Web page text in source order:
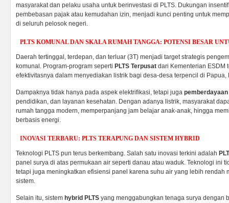
masyarakat dan pelaku usaha untuk berinvestasi di PLTS. Dukungan
pembebasan pajak atau kemudahan izin, menjadi kunci penting untuk
di seluruh pelosok negeri.
PLTS KOMUNAL DAN SKALA RUMAH TANGGA: POTENSI BESAR
Daerah tertinggal, terdepan, dan terluar (3T) menjadi target strategis
komunal. Program-program seperti PLTS Terpusat dari Kementerian ESDM
efektivitasnya dalam menyediakan listrik bagi desa-desa terpencil di Papua,
Dampaknya tidak hanya pada aspek elektrifikasi, tetapi juga
pendidikan, dan layanan kesehatan. Dengan adanya listrik, masyarakat
rumah tangga modern, memperpanjang jam belajar anak-anak, hingga
berbasis energi.
INOVASI TERBARU: PLTS TERAPUNG DAN SISTEM HYBRID
Teknologi PLTS pun terus berkembang. Salah satu inovasi terkini adalah
panel surya di atas permukaan air seperti danau atau waduk. Teknologi ini
tetapi juga meningkatkan efisiensi panel karena suhu air yang lebih rendah
sistem.
Selain itu, sistem hybrid PLTS yang menggabungkan tenaga surya dengan